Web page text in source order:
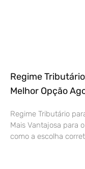
Regime
Melhor Opção
Regime Tributário
Mais Vantajosa para
como a escolha